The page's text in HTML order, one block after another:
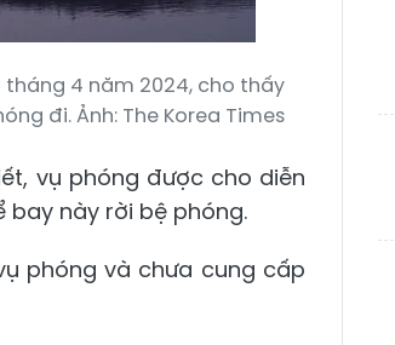
tháng 4 năm 2024, cho thấy
đi. Ảnh: The Korea Times
vụ phóng được cho diễn
này rời bệ phóng.
phóng và chưa cung cấp